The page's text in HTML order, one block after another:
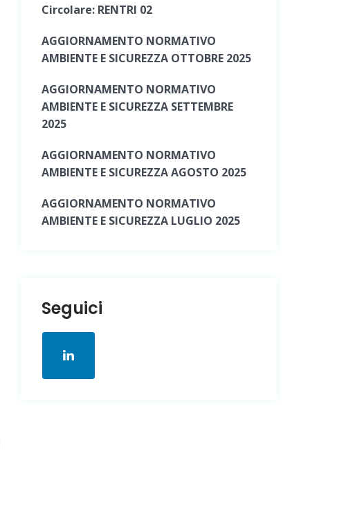
Circolare: RENTRI 02
AGGIORNAMENTO NORMATIVO
AMBIENTE E SICUREZZA OTTOBRE 2025
AGGIORNAMENTO NORMATIVO
AMBIENTE E SICUREZZA SETTEMBRE
2025
AGGIORNAMENTO NORMATIVO
AMBIENTE E SICUREZZA AGOSTO 2025
AGGIORNAMENTO NORMATIVO
AMBIENTE E SICUREZZA LUGLIO 2025
Seguici